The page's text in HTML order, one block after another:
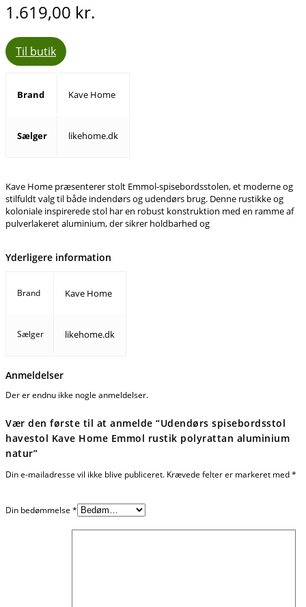
1.619,00 kr.
Til butik
Brand Kave Home
Sælger likehome.dk
Kave Home præsenterer stolt Emmol-spisebordsstolen, et moderne og
stilfuldt valg til både indendørs og udendørs brug. Denne rustikke og
koloniale inspirerede stol har en robust konstruktion med en ramme af
pulverlakeret aluminium, der sikrer holdbarhed og
Yderligere information
Brand Kave Home
Sælger likehome.dk
Anmeldelser
Der er endnu ikke nogle anmeldelser.
Vær den første til at anmelde “Udendørs spisebordsstol
havestol Kave Home Emmol rustik polyrattan aluminium
natur”
Din e-mailadresse vil ikke blive publiceret. Krævede felter er markeret med*
Din bedømmelse *